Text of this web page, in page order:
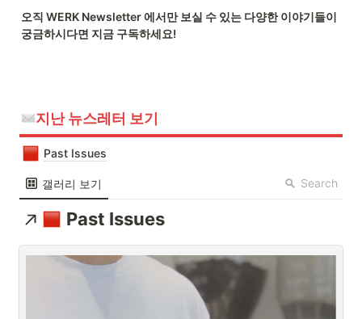
오직 WERK Newsletter 에서만 보실 수 있는 다양한 이야기들이
궁금하시다면 지금 구독하세요!
지난 뉴스레터 보기
Past Issues
갤러리 보기 Search
Past Issues